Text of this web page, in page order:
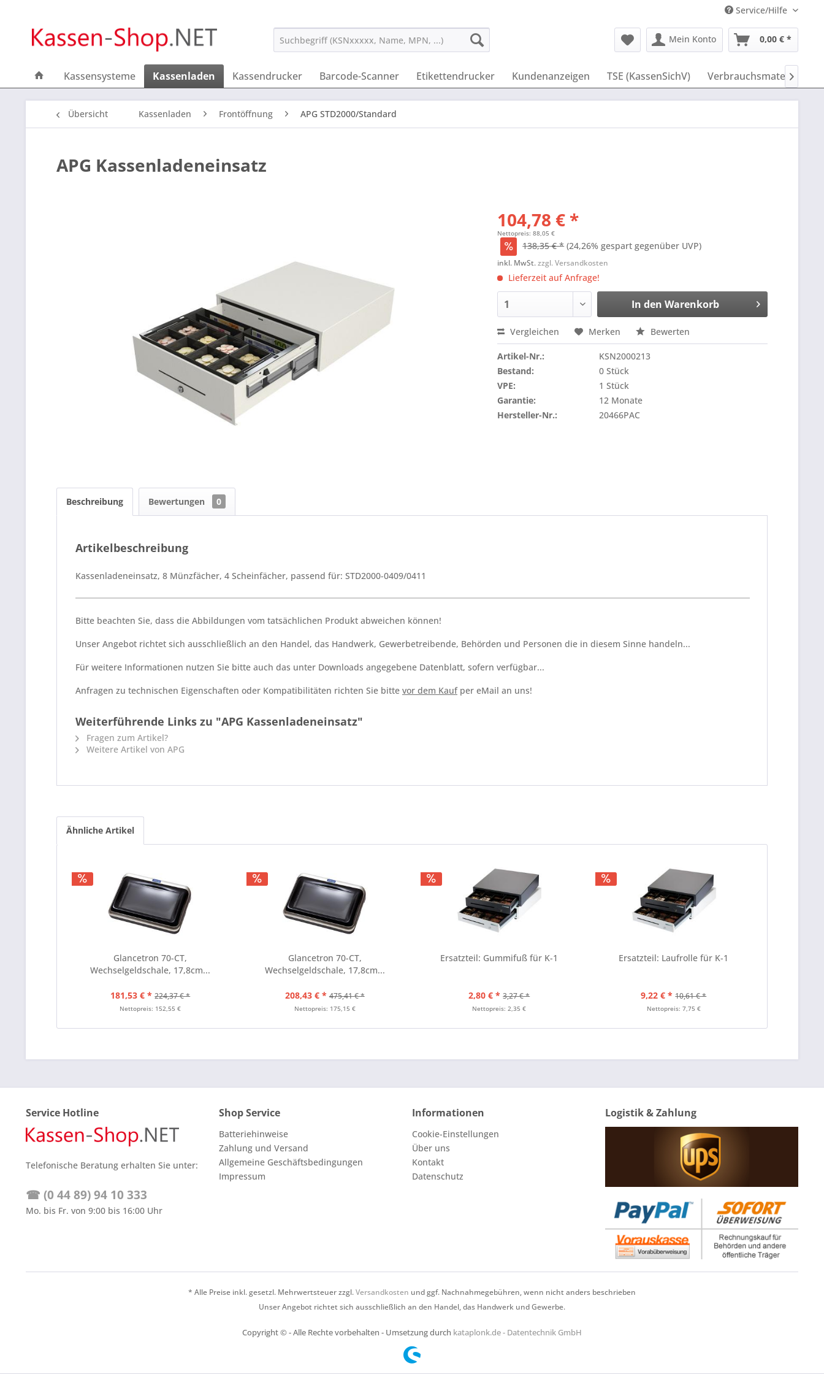
Service/Hilfe
Mein Konto 0,00 € *
Kassensysteme Kassenladen Kassendrucker Barcode-Scanner Etikettendrucker Kundenanzeigen TSE (KassenSichV) Verbrauchsmaterial

Übersicht Kassenladen Frontöffnung APG STD2000/Standard
APG Kassenladeneinsatz
104,78 € *
Nettopreis: 88,05 €
138,35 € * (24,26% gespart gegenüber UVP)
inkl. MwSt.zzgl. Versandkosten
Lieferzeit auf Anfrage!
In den Warenkorb
Vergleichen Merken Bewerten
Artikel-Nr.:
KSN2000213
Bestand:
0 Stück
VPE:
1 Stück
Garantie:
12 Monate
Hersteller-Nr.:
20466PAC
Beschreibung Bewertungen 0
Artikelbeschreibung
Kassenladeneinsatz, 8 Münzfächer, 4 Scheinfächer, passend für: STD2000-0409/0411
Bitte beachten Sie, dass die Abbildungen vom tatsächlichen Produkt abweichen können!
Unser Angebot richtet sich ausschließlich an den Handel, das Handwerk, Gewerbetreibende, Behörden und Personen die in diesem Sinne handeln...
Für weitere Informationen nutzen Sie bitte auch das unter Downloads angegebene Datenblatt, sofern verfügbar...
Anfragen zu technischen Eigenschaften oder Kompatibilitäten richten Sie bitte vor dem Kaufper eMail an uns!
Weiterführende Links zu "APG Kassenladeneinsatz"
Fragen zum Artikel?
Weitere Artikel von APG
Ähnliche Artikel
Glancetron 70-CT,
Wechselgeldschale, 17,8cm...
181,53 € * 224,37 € *
Nettopreis: 152,55 €
Glancetron 70-CT,
Wechselgeldschale, 17,8cm...
208,43 € * 475,41 € *
Nettopreis: 175,15 €
Ersatzteil: Gummifuß für K-1
2,80 € * 3,27 € *
Nettopreis: 2,35 €
Ersatzteil: Laufrolle für K-1
9,22 € * 10,61 € *
Nettopreis: 7,75 €
Service Hotline
Telefonische Beratung erhalten Sie unter:
☎ (0 44 89) 94 10 333
Mo. bis Fr. von 9:00 bis 16:00 Uhr
Shop Service
Batteriehinweise
Zahlung und Versand
Allgemeine Geschäftsbedingungen
Impressum
Informationen
Cookie-Einstellungen
Über uns
Kontakt
Datenschutz
Logistik & Zahlung
* Alle Preise inkl. gesetzl. Mehrwertsteuer zzgl.Versandkosten und ggf. Nachnahmegebühren, wenn nicht anders beschrieben
Unser Angebot richtet sich ausschließlich an den Handel, das Handwerk und Gewerbe.
Copyright © - Alle Rechte vorbehalten - Umsetzung durch kataplonk.de - Datentechnik GmbH